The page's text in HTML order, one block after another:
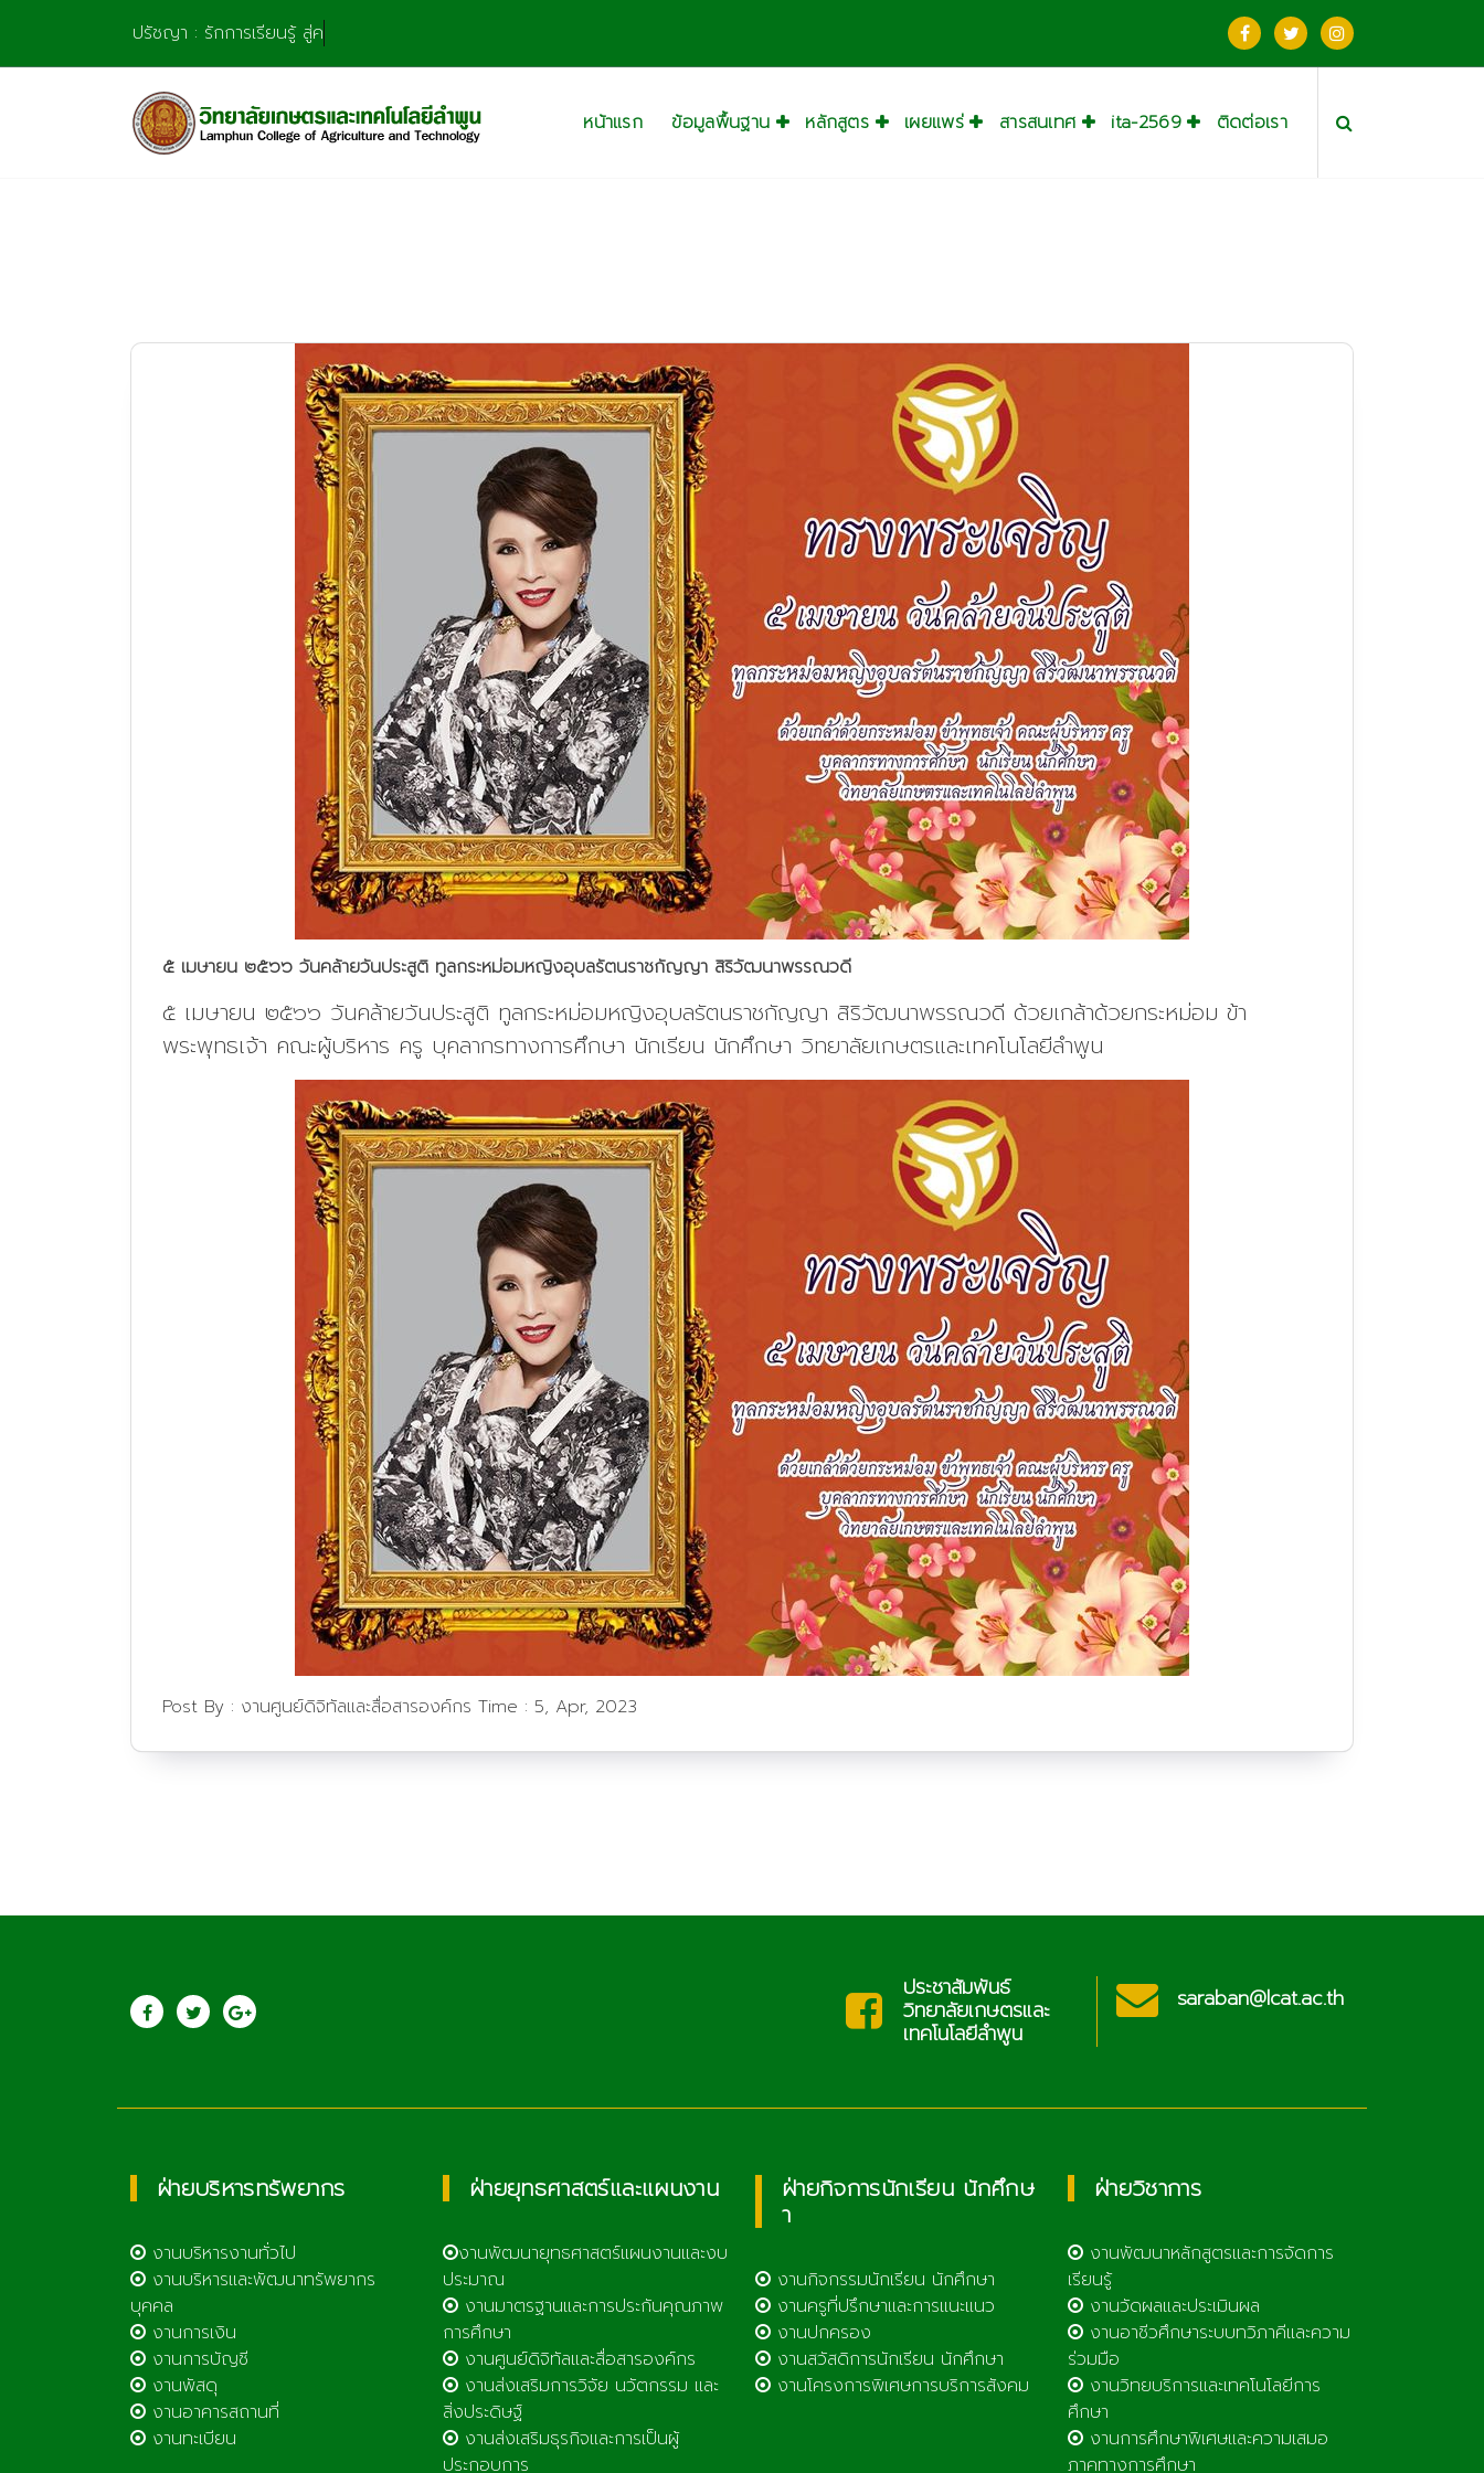
content
ปรัชญา : รักการเรียนรู้ สู่ความชำ
หน้าแรก ข้อมูลพื้นฐาน หลักสูตร เผยแพร่ สารสนเทศ ita-2569 ติดต่อเรา
๕ เมษายน ๒๕๖๖ วันคล้ายวันประสูติ ทูลกระหม่อมหญิงอุบลรัตนราชกัญญา สิริวัฒนาพรรณวดี
๕ เมษายน ๒๕๖๖ วันคล้ายวันประสูติ ทูลกระหม่อมหญิงอุบลรัตนราชกัญญา สิริวัฒนาพรรณวดี ด้วยเกล้าด้วยกระหม่อม ข้า
พระพุทธเจ้า คณะผู้บริหาร ครู บุคลากรทางการศึกษา นักเรียน นักศึกษา วิทยาลัยเกษตรและเทคโนโลยีลำพูน
Post By : งานศูนย์ดิจิทัลและสื่อสารองค์กร Time : 5, Apr, 2023
ประชาสัมพันธ์
วิทยาลัยเกษตรและ
เทคโนโลยีลำพูน
saraban@lcat.ac.th ประชาสัมพันธ์
วิทยาลัยเกษตรและ
ฝ่ายบริหารทรัพยากร
งานบริหารงานทั่วไป
งานบริหารและพัฒนาทรัพยากร
บุคคล
งานการเงิน
งานการบัญชี
งานพัสดุ
งานอาคารสถานที่
งานทะเบียน
ฝ่ายยุทธศาสตร์และแผนงาน
งานพัฒนายุทธศาสตร์แผนงานและงบ
ประมาณ
งานมาตรฐานและการประกันคุณภาพ
การศึกษา
งานศูนย์ดิจิทัลและสื่อสารองค์กร
งานส่งเสริมการวิจัย นวัตกรรม และ
สิ่งประดิษฐ์
งานส่งเสริมธุรกิจและการเป็นผู้
ประกอบการ
ฝ่ายกิจการนักเรียน นักศึกษ
า
งานกิจกรรมนักเรียน นักศึกษา
งานครูที่ปรึกษาและการแนะแนว
งานปกครอง
งานสวัสดิการนักเรียน นักศึกษา
งานโครงการพิเศษการบริการสังคม
ฝ่ายวิชาการ
งานพัฒนาหลักสูตรและการจัดการ
เรียนรู้
งานวัดผลและประเมินผล
งานอาชีวศึกษาระบบทวิภาคีและความ
ร่วมมือ
งานวิทยบริการและเทคโนโลยีการ
ศึกษา
งานการศึกษาพิเศษและความเสมอ
ภาคทางการศึกษา